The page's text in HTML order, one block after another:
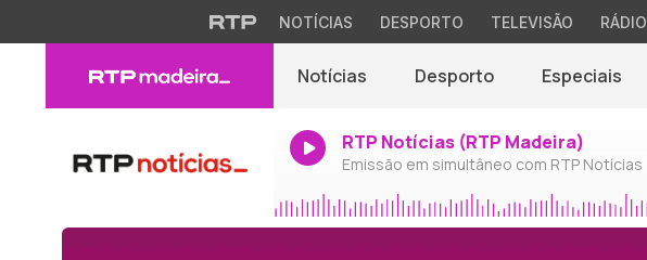
NOTÍCIAS DESPORTO TELEVISÃO RÁDIO
Notícias Desporto Especiais
RTP Notícias (RTP Madeira)
Emissão em simultâneo com RTP Notícias